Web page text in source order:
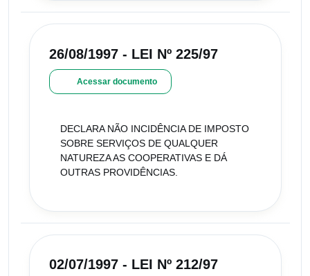
26/08/1997 - LEI Nº 225/97
Acessar documento
DECLARA NÃO INCIDÊNCIA DE IMPOSTO
SOBRE SERVIÇOS DE QUALQUER
NATUREZA AS COOPERATIVAS E DÁ
OUTRAS PROVIDÊNCIAS.
02/07/1997 - LEI Nº 212/97